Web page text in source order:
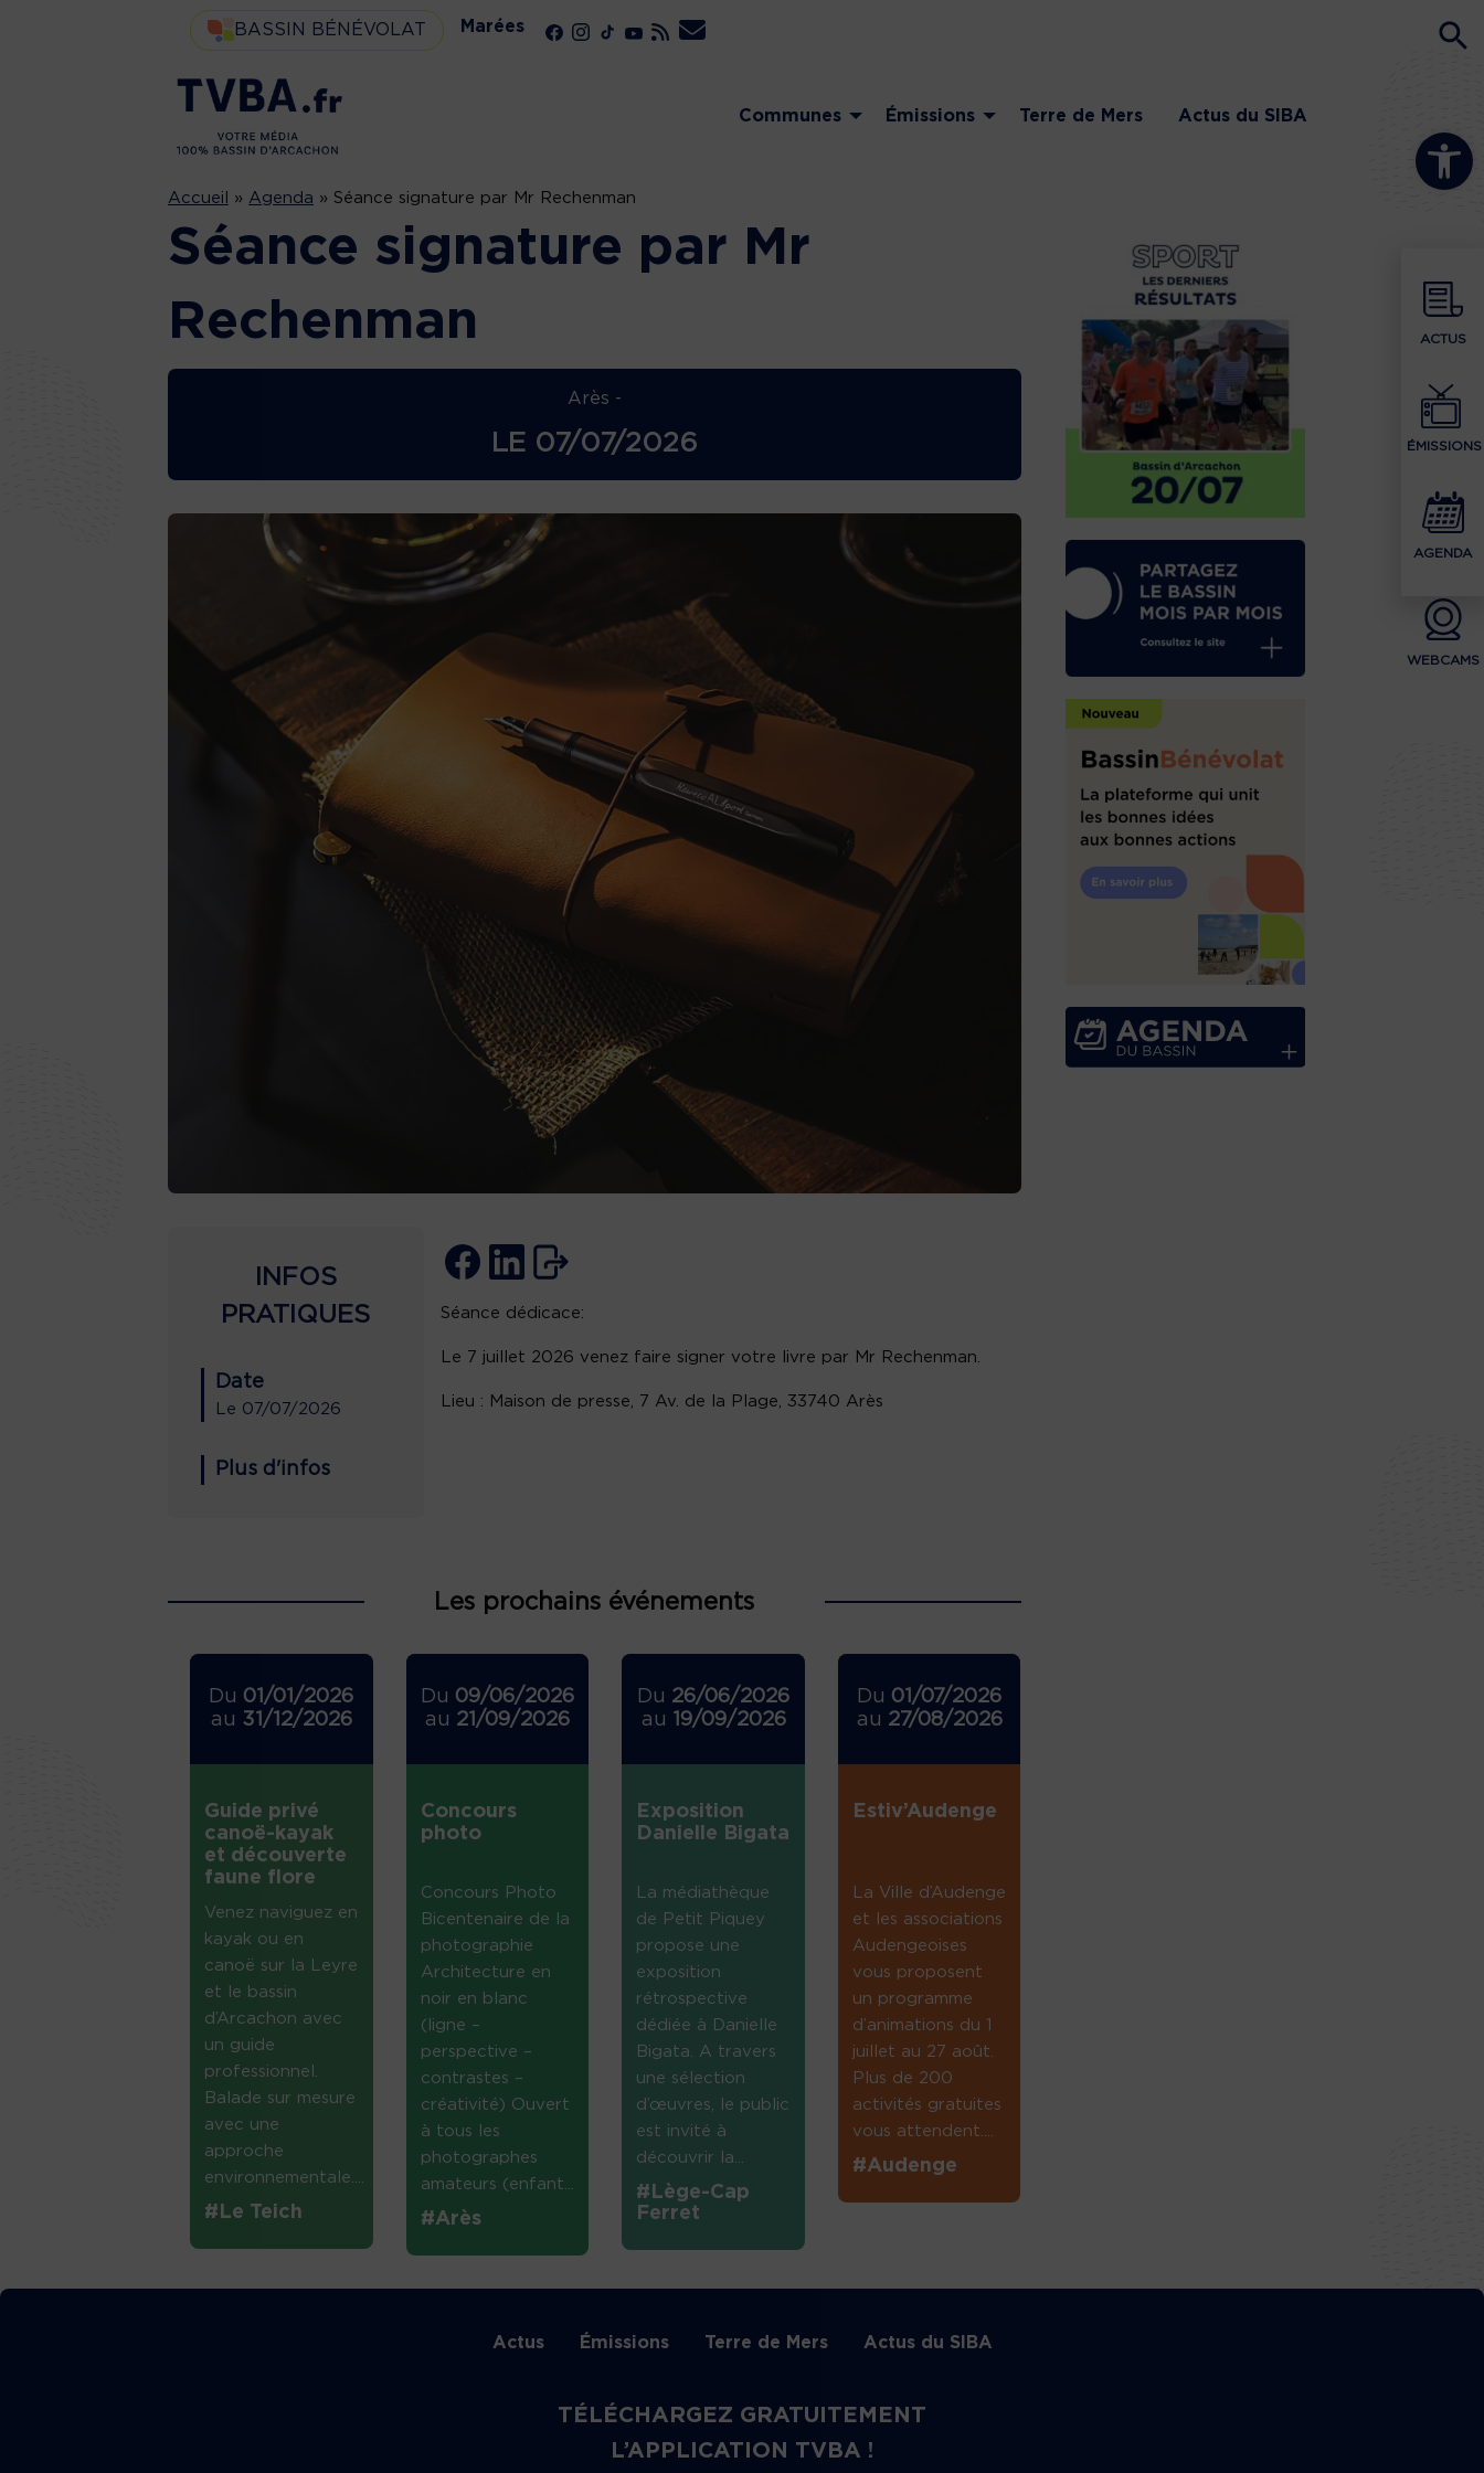
Ouvrir la
ACTUS
ÉMISSIONS
AGENDA
WEBCAMS
BASSIN BÉNÉVOLAT Marées
Communes Émissions Terre de Mers Actus du SIBA
Accueil » Agenda » Séance signature par Mr Rechenman
Séance signature par Mr
Rechenman
Arès -
LE 07/07/2026
INFOS
PRATIQUES
Date
Le 07/07/2026
Plus d'infos
Séance dédicace:
Le 7 juillet 2026 venez faire signer votre livre par Mr Rechenman.
Lieu : Maison de presse, 7 Av. de la Plage, 33740 Arès
Les prochains événements
Du 01/01/2026
au 31/12/2026
Guide privé
canoë-kayak
et découverte
faune flore
Venez naviguez en
kayak ou en
canoë sur la Leyre
et le bassin
d’Arcachon avec
un guide
professionnel.
Balade sur mesure
avec une
approche
environnementale....
#Le Teich
Du 09/06/2026
au 21/09/2026
Concours
photo
Concours Photo
Bicentenaire de la
photographie
Architecture en
noir en blanc
(ligne –
perspective –
contrastes –
créativité) Ouvert
à tous les
photographes
amateurs (enfant...
#Arès
Du 26/06/2026
au 19/09/2026
Exposition
Danielle Bigata
La médiathèque
de Petit Piquey
propose une
exposition
rétrospective
dédiée à Danielle
Bigata. A travers
une sélection
d’œuvres, le public
est invité à
découvrir la...
#Lège-Cap
Ferret
Du 01/07/2026
au 27/08/2026
Estiv’Audenge
La Ville d’Audenge
et les associations
Audengeoises
vous proposent
un programme
d’animations du 1
juillet au 27 août.
Plus de 200
activités gratuites
vous attendent....
#Audenge
Actus Émissions Terre de Mers Actus du SIBA
TÉLÉCHARGEZ GRATUITEMENT
L’APPLICATION TVBA !